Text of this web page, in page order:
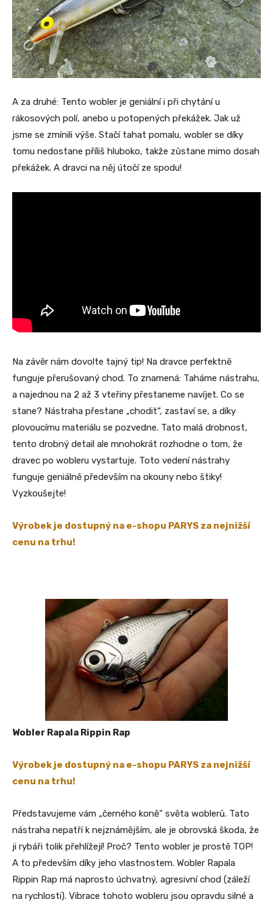
A za druhé: Tento wobler je geniální i při chytání u
rákosových polí, anebo u potopených překážek. Jak už
jsme se zmínili výše. Stačí tahat pomalu, wobler se díky
tomu nedostane příliš hluboko, takže zůstane mimo dosah
překážek. A dravci na něj útočí ze spodu!
Na závěr nám dovolte tajný tip! Na dravce perfektně
funguje přerušovaný chod. To znamená: Taháme nástrahu,
a najednou na 2 až 3 vteřiny přestaneme navíjet. Co se
stane? Nástraha přestane „chodit“, zastaví se, a díky
plovoucímu materiálu se pozvedne. Tato malá drobnost,
tento drobný detail ale mnohokrát rozhodne o tom, že
dravec po wobleru vystartuje. Toto vedení nástrahy
funguje geniálně především na okouny nebo štiky!
Vyzkoušejte!
Výrobek je dostupný na e-shopu PARYS za nejnižší
cenu na trhu!
Wobler Rapala Rippin Rap
Výrobek je dostupný na e-shopu PARYS za nejnižší
cenu na trhu!
Představujeme vám „černého koně“ světa woblerů. Tato
nástraha nepatří k nejznámějším, ale je obrovská škoda, že
ji rybáři tolik přehlížejí! Proč? Tento wobler je prostě TOP!
A to především díky jeho vlastnostem. Wobler Rapala
Rippin Rap má naprosto úchvatný, agresivní chod (záleží
na rychlosti). Vibrace tohoto wobleru jsou opravdu silné a